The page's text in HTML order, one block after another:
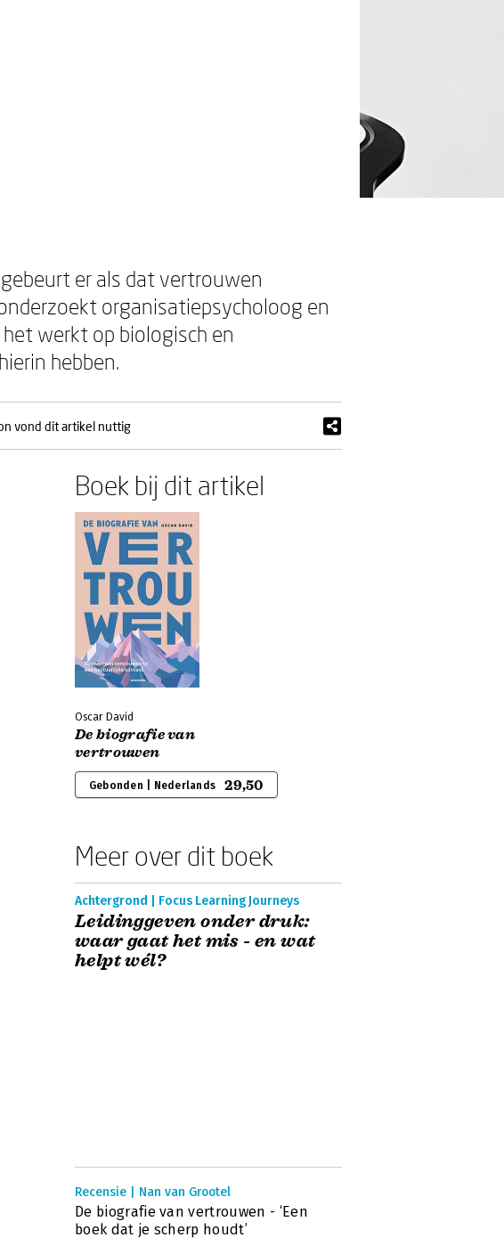
er als dat vertrouwen
organisatiepsycholoog en
werkt op biologisch en
hebben.
vond dit artikel nuttig
Boek bij dit artikel
Oscar David
De biografie van
vertrouwen
Gebonden | Nederlands 29,50
Meer over dit boek
Achtergrond | Focus Learning Journeys
Leidinggeven onder druk:
waar gaat het mis - en wat
helpt wél?
Recensie | Nan van Grootel
De biografie van vertrouwen - ‘Een
boek dat je scherp houdt’